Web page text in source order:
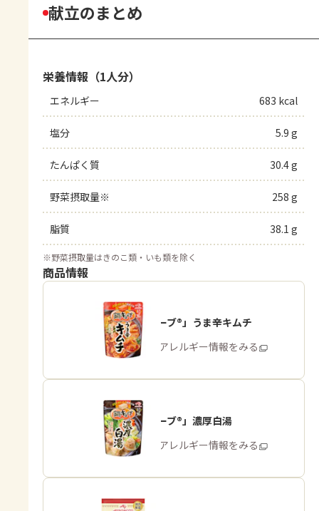
献立のまとめ
栄養情報（1人分）
エネルギー 683 kcal
塩分 5.9 g
たんぱく質 30.4 g
野菜摂取量※ 258 g
脂質 38.1 g
※野菜摂取量はきのこ類・いも類を除く
商品情報
「鍋キューブ®」うま辛キムチ
商品・アレルギー情報をみる
「鍋キューブ®」濃厚白湯
商品・アレルギー情報をみる